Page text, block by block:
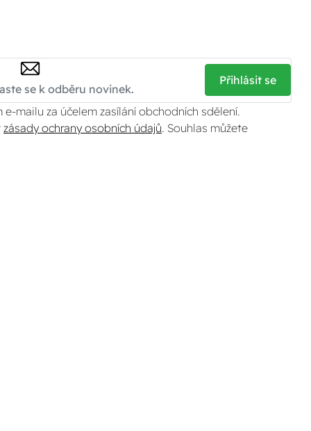
Přihlásit se
e-mailu za účelem zasílání obchodních sdělení.
zásady ochrany osobních údajů. Souhlas můžete